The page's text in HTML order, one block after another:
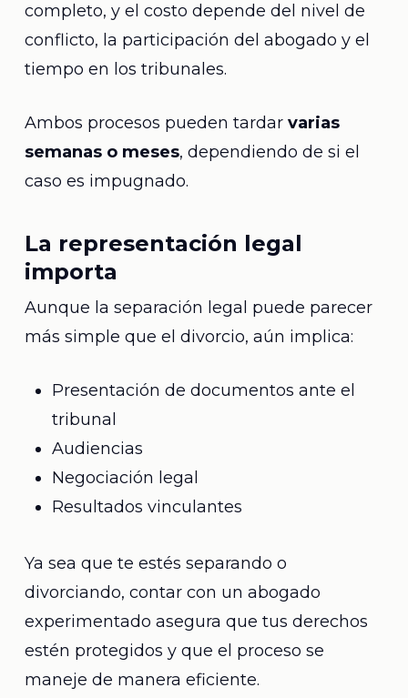
completo, y el costo depende del nivel de
conflicto, la participación del abogado y el
tiempo en los tribunales.
Ambos procesos pueden tardar varias
semanas o meses, dependiendo de si el
caso es impugnado.
La representación legal
importa
Aunque la separación legal puede parecer
más simple que el divorcio, aún implica:
Presentación de documentos ante el
tribunal
Audiencias
Negociación legal
Resultados vinculantes
Ya sea que te estés separando o
divorciando, contar con un abogado
experimentado asegura que tus derechos
estén protegidos y que el proceso se
maneje de manera eficiente.